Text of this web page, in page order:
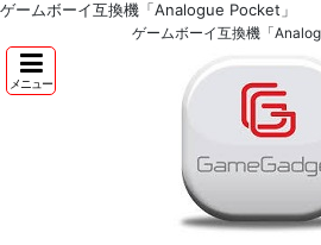
ゲームボーイ互換機「Analogue Pocket」
ゲームボーイ互換機「
メニュー